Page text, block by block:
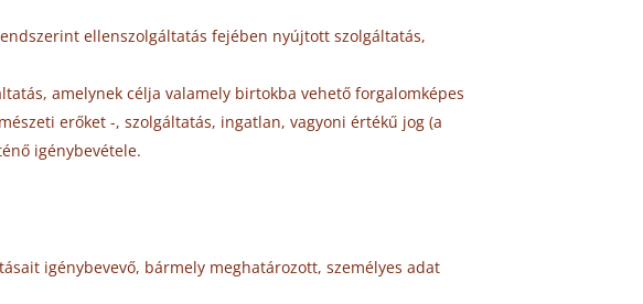
ellenszolgáltatás fejében nyújtott szolgáltatás,
amelynek célja valamely birtokba vehető forgalomképes
erőket -, szolgáltatás, ingatlan, vagyoni értékű jog (a
igénybevétele.
igénybevevő, bármely meghatározott, személyes adat